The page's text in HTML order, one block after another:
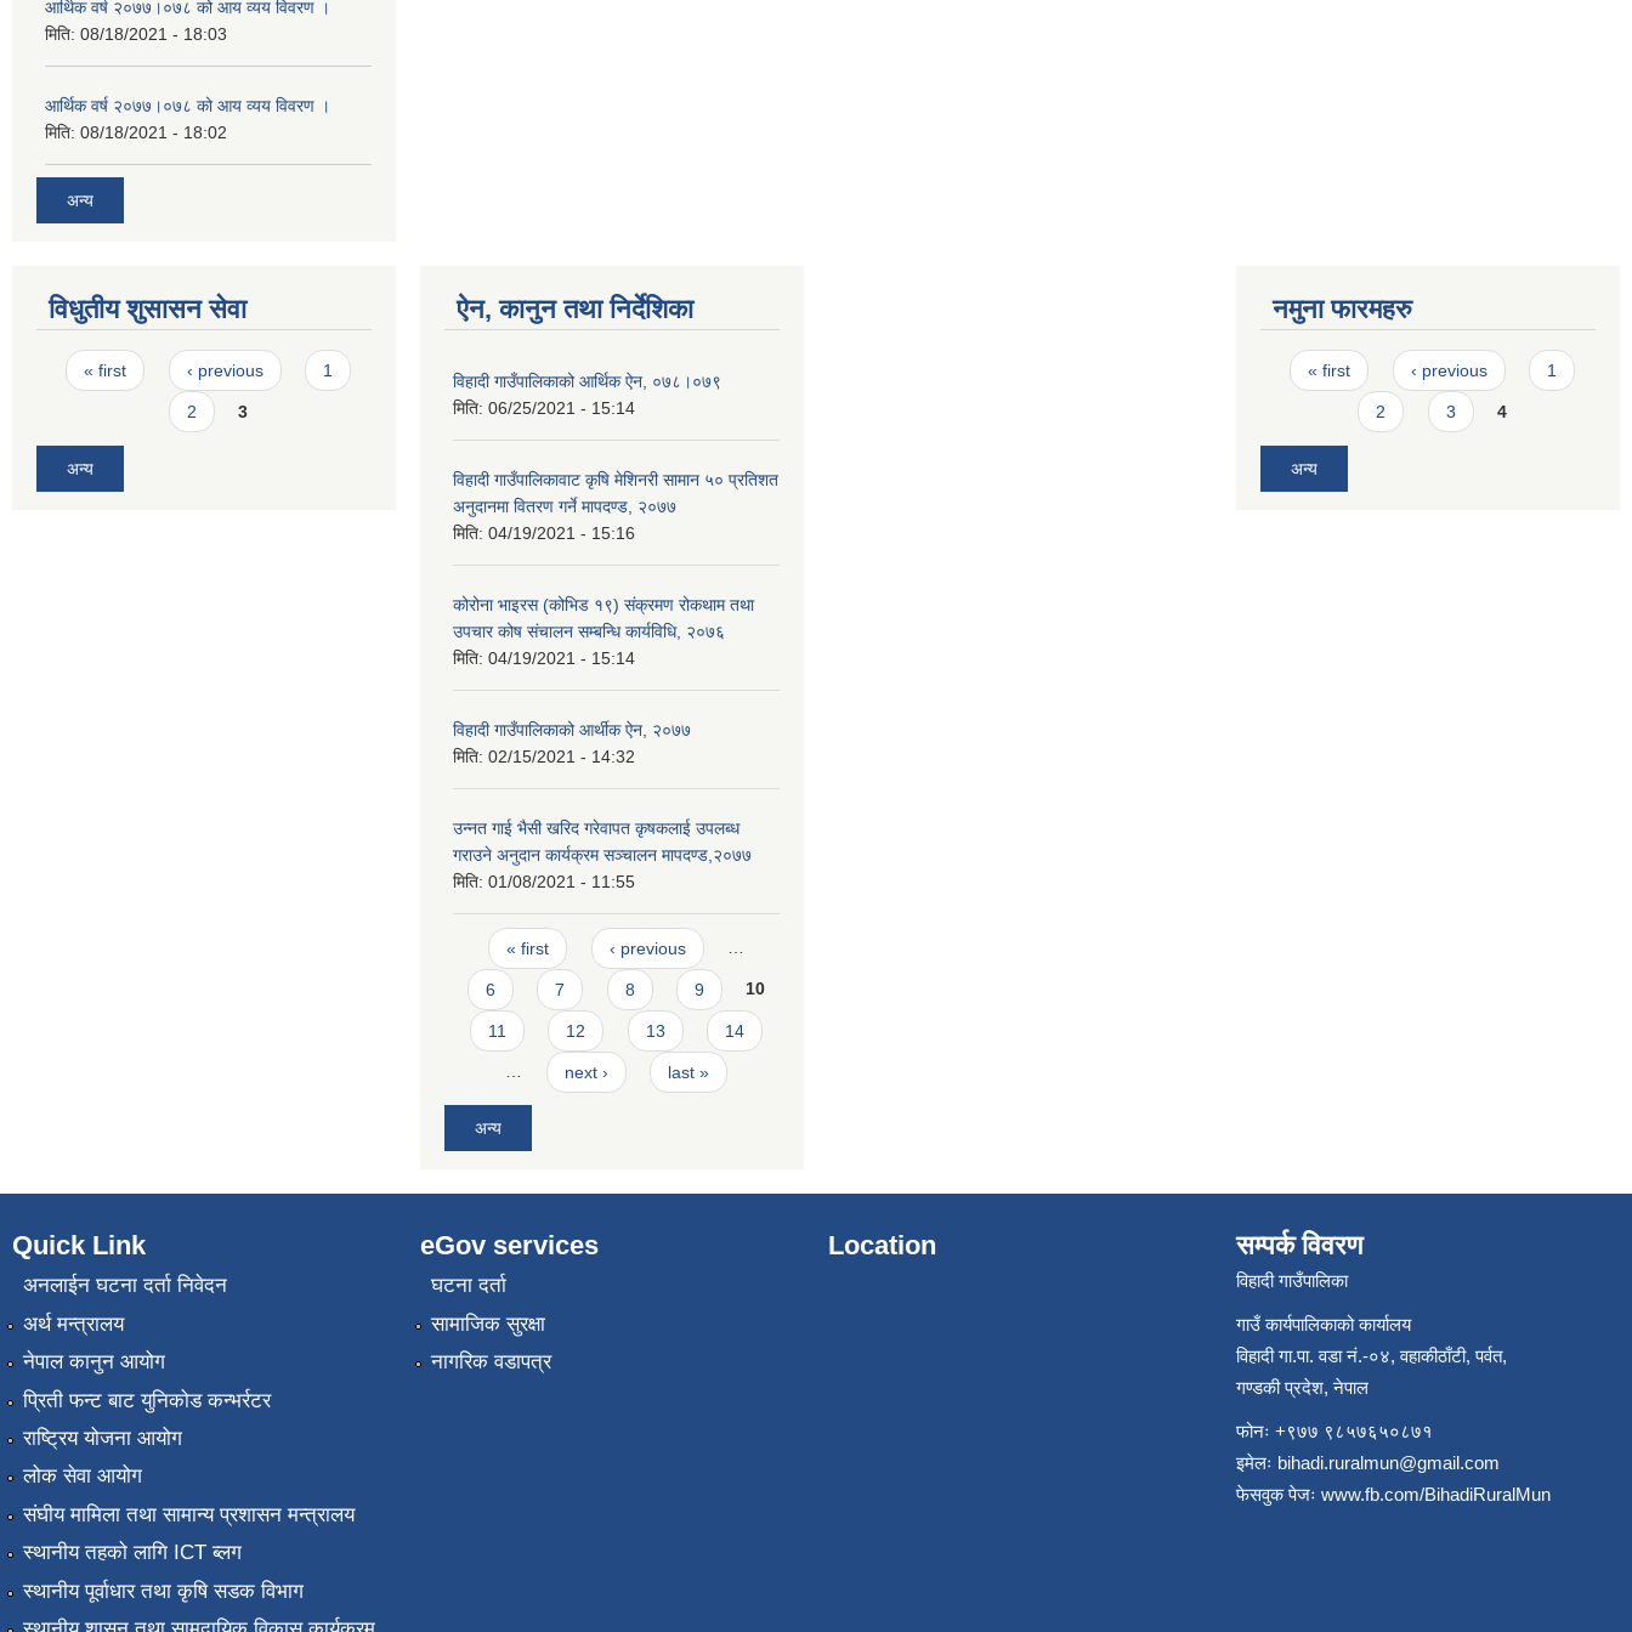
आर्थिक वर्ष २०७७।०७८ को आय व्यय विवरण ।
मिति: 08/18/2021 - 18:03
आर्थिक वर्ष २०७७।०७८ को आय व्यय विवरण ।
मिति: 08/18/2021 - 18:02
अन्य
विधुतीय शुसासन सेवा
Pages
« first ‹ previous 1
2 3
अन्य
ऐन, कानुन तथा निर्देशिका
विहादी गाउँपालिकाको आर्थिक ऐन, ०७८।०७९
मिति: 06/25/2021 - 15:14
विहादी गाउँपालिकावाट कृषि मेशिनरी सामान ५० प्रतिशत
अनुदानमा वितरण गर्ने मापदण्ड, २०७७
मिति: 04/19/2021 - 15:16
कोरोना भाइरस (कोभिड १९) संक्रमण रोकथाम तथा
उपचार कोष संचालन सम्बन्धि कार्यविधि, २०७६
मिति: 04/19/2021 - 15:14
विहादी गाउँपालिकाको आर्थीक ऐन, २०७७
मिति: 02/15/2021 - 14:32
उन्नत गाई भैसी खरिद गरेवापत कृषकलाई उपलब्ध
गराउने अनुदान कार्यक्रम सञ्चालन मापदण्ड,२०७७
मिति: 01/08/2021 - 11:55
Pages
« first ‹ previous …
6 7 8 9 10
11 12 13 14
… next › last »
अन्य
नमुना फारमहरु
Pages
« first ‹ previous 1
2 3 4
अन्य
Quick Link
अनलाईन घटना दर्ता निवेदन
अर्थ मन्त्रालय
नेपाल कानुन आयोग
प्रिती फन्ट बाट युनिकोड कन्भर्रटर
राष्ट्रिय योजना आयोग
लोक सेवा आयोग
संघीय मामिला तथा सामान्य प्रशासन मन्त्रालय
स्थानीय तहको लागि ICT ब्लग
स्थानीय पूर्वाधार तथा कृषि सडक विभाग
eGov services
घटना दर्ता
सामाजिक सुरक्षा
नागरिक वडापत्र
Location सम्पर्क विवरण
विहादी गाउँपालिका
गाउँ कार्यपालिकाको कार्यालय
विहादी गा.पा. वडा नं.-०४, वहाकीठाँटी, पर्वत,
गण्डकी प्रदेश, नेपाल
फोनः +९७७ ९८५७६५०८७१
इमेलः bihadi.ruralmun@gmail.com
फेसवुक पेजः www.fb.com/BihadiRuralMun